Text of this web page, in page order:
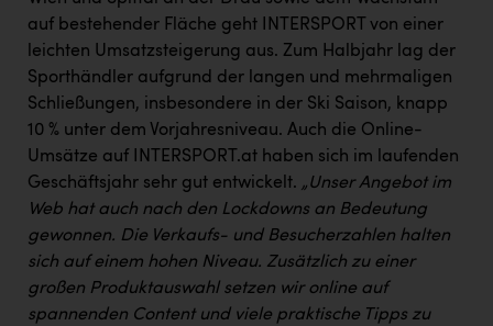
auf bestehender Fläche geht INTERSPORT von einer
leichten Umsatzsteigerung aus. Zum Halbjahr lag der
Sporthändler aufgrund der langen und mehrmaligen
Schließungen, insbesondere in der Ski Saison, knapp
10 % unter dem Vorjahresniveau. Auch die Online-
Umsätze auf INTERSPORT.at haben sich im laufenden
Geschäftsjahr sehr gut entwickelt. „Unser Angebot im
Web hat auch nach den Lockdowns an Bedeutung
gewonnen. Die Verkaufs- und Besucherzahlen halten
sich auf einem hohen Niveau. Zusätzlich zu einer
großen Produktauswahl setzen wir online auf
spannenden Content und viele praktische Tipps zu